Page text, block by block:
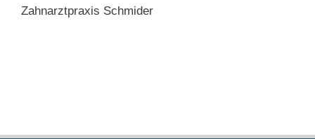
Zahnarztpraxis Schmider